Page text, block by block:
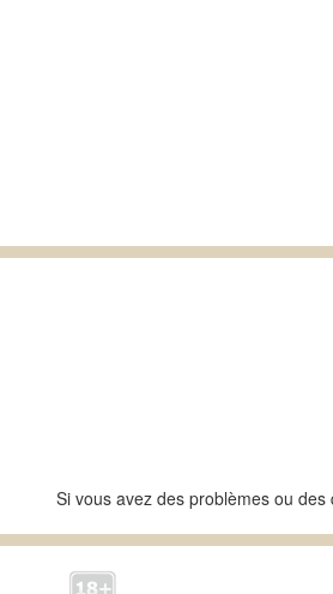
Si vous avez des problèmes ou